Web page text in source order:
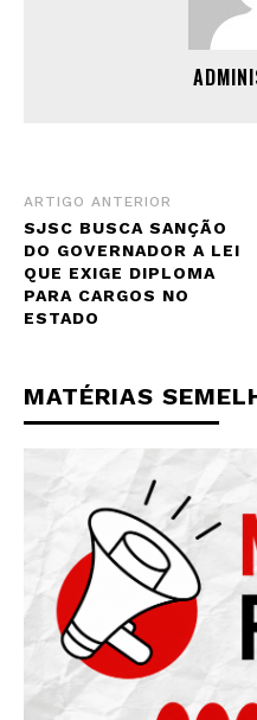
ARTIGO ANTERIOR
SJSC BUSCA SANÇÃO
DO GOVERNADOR A LEI
QUE EXIGE DIPLOMA
PARA CARGOS NO
ESTADO
MATÉRIAS